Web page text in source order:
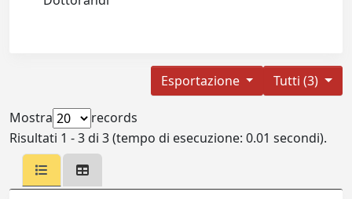
Tutti (3)
Esportazione
Mostra
records
Risultati 1 - 3 di 3 (tempo di esecuzione: 0.01 secondi).